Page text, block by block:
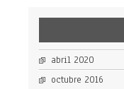
abril 2020
octubre 2016